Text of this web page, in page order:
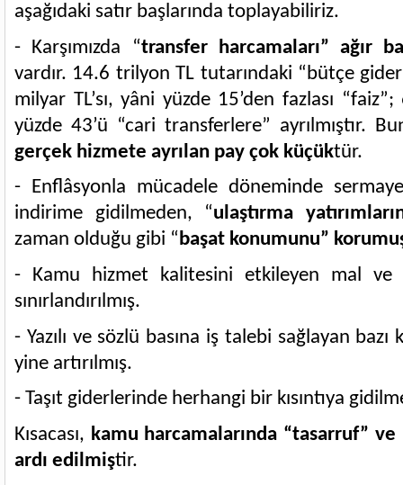
aşağıdaki satır başlarında toplayabiliriz.
- Karşımızda “transfer harcamaları” ağır
vardır. 14.6 trilyon TL tutarındaki “bütçe
milyar TL’sı, yâni yüzde 15’den fazlası
yüzde 43’ü “cari transferlere” ayrılmıştır.
gerçek hizmete ayrılan pay çok küçüktür.
- Enflâsyonla mücadele döneminde
indirime gidilmeden, “ulaştırma
zaman olduğu gibi “başat konumunu”
- Kamu hizmet kalitesini etkileyen mal ve
sınırlandırılmış.
- Yazılı ve sözlü basına iş talebi sağlayan
yine artırılmış.
- Taşıt giderlerinde herhangi bir kısıntıya
Kısacası, kamu harcamalarında “tasarruf”
ardı edilmiştir.